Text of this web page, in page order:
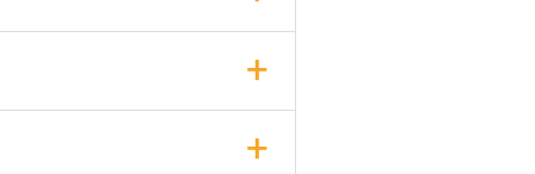
+
+